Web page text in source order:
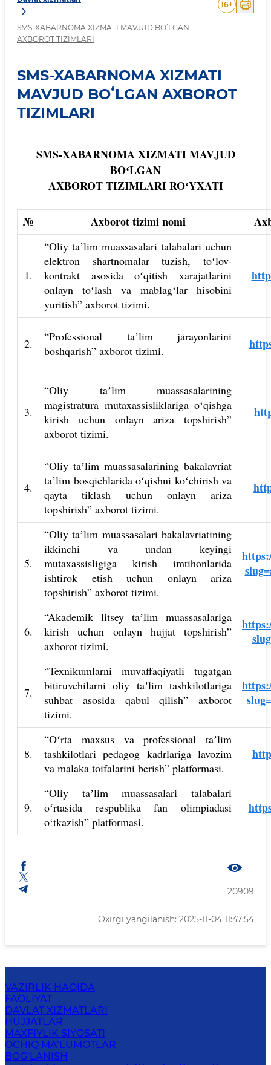
SMS-XABARNOMA XIZMATI MAVJUD BOʻLGAN
AXBOROT TIZIMLARI
16+
SMS-XABARNOMA XIZMATI
MAVJUD BOʻLGAN AXBOROT
TIZIMLARI
SMS-XABARNOMA XIZMATI MAVJUD
BOʻLGAN
AXBOROT TIZIMLARI ROʻYXATI
№ Axborot tizimi nomi
1.
“Oliy taʼlim muassasalari talabalari uchun
elektron shartnomalar tuzish, toʻlov-
kontrakt asosida oʻqitish xarajatlarini
onlayn toʻlash va mablagʻlar hisobini
yuritish” axborot tizimi.
2.
“Professional taʼlim jarayonlarini
boshqarish” axborot tizimi.
3.
“Oliy taʼlim muassasalarining
magistratura mutaxassisliklariga oʻqishga
kirish uchun onlayn ariza topshirish”
axborot tizimi.
4.
“Oliy taʼlim muassasalarining bakalavriat
taʼlim bosqichlarida oʻqishni koʻchirish va
qayta tiklash uchun onlayn ariza
topshirish” axborot tizimi.
5.
“Oliy taʼlim muassasalari bakalavriatining
ikkinchi va undan keyingi
mutaxassisligiga kirish imtihonlarida
ishtirok etish uchun onlayn ariza
topshirish” axborot tizimi.
6.
“Akademik litsey taʼlim muassasalariga
kirish uchun onlayn hujjat topshirish”
axborot tizimi.
7.
“Texnikumlarni muvaffaqiyatli tugatgan
bitiruvchilarni oliy taʼlim tashkilotlariga
suhbat asosida qabul qilish” axborot
tizimi.
8.
“Oʻrta maxsus va professional taʼlim
tashkilotlari pedagog kadrlariga lavozim
va malaka toifalarini berish” platformasi.
9.
“Oliy taʼlim muassasalari talabalari
oʻrtasida respublika fan olimpiadasi
oʻtkazish” platformasi.
20909
Oxirgi yangilanish: 2025-11-04 11:47:54
VAZIRLIK HAQIDA
FAOLIYAT
DAVLAT XIZMATLARI
HUJJATLAR
MAXFIYLIK SIYOSATI
OCHIQ MA’LUMOTLAR
BOG‘LANISH